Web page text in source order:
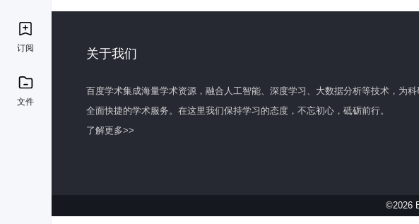
订阅
文件
关于我们
百度学术集成海量学术资源，融合人工智能、深度学习、大数据分析等技术，为
全面快捷的学术服务。在这里我们保持学习的态度，不忘初心，砥砺前行。
了解更多>>
©2026